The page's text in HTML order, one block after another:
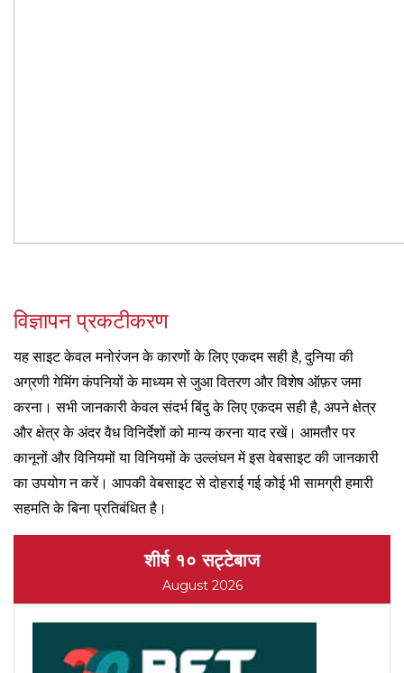
विज्ञापन प्रकटीकरण
यह साइट केवल मनोरंजन के कारणों के लिए एकदम सही है, दुनिया की
अग्रणी गेमिंग कंपनियों के माध्यम से जुआ वितरण और विशेष ऑफ़र जमा
करना। सभी जानकारी केवल संदर्भ बिंदु के लिए एकदम सही है, अपने क्षेत्र
और क्षेत्र के अंदर वैध विनिर्देशों को मान्य करना याद रखें। आमतौर पर
कानूनों और विनियमों या विनियमों के उल्लंघन में इस वेबसाइट की जानकारी
का उपयोग न करें। आपकी वेबसाइट से दोहराई गई कोई भी सामग्री हमारी
सहमति के बिना प्रतिबंधित है।
शीर्ष १० सट्टेबाज
August 2026